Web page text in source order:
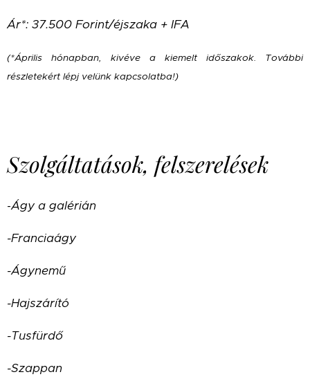
Ár*: 37.500 Forint/éjszaka + IFA
(*Április hónapban, kivéve a kiemelt időszakok. További
részletekért lépj velünk kapcsolatba!)
Szolgáltatások, felszerelések
-Ágy a galérián
-Franciaágy
-Ágynemű
-Hajszárító
-Tusfürdő
-Szappan